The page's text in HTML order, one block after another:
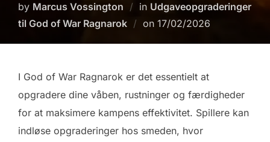
by Marcus Vossington in Udgaveopgraderinger
til God of War Ragnarok
on Posted
17/02/2026
I God of War Ragnarok er det essentielt at
opgradere dine våben, rustninger og færdigheder
for at maksimere kampens effektivitet. Spillere kan
indløse opgraderinger hos smeden, hvor